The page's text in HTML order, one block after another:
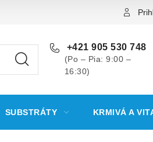
+421 905 530 748
(Po – Pia: 9:00 –
16:30)
SUBSTRÁTY KRMIVÁ A